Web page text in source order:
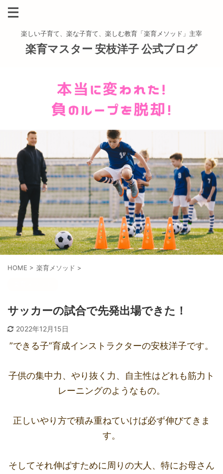
楽しい子育て、楽な子育て、楽しむ教育「楽育メソッド」主宰
楽育マスター 安枝洋子 公式ブログ
HOME > 楽育メソッド >
サッカーの試合で先発出場できた！
2022年12月15日
”できる子”育成インストラクターの安枝洋子です。
子供の集中力、やり抜く力、自主性はどれも筋力ト
レーニングのようなもの。
正しいやり方で積み重ねていけば必ず伸びてきま
す。
そしてそれ伸ばすために周りの大人、特にお母さん